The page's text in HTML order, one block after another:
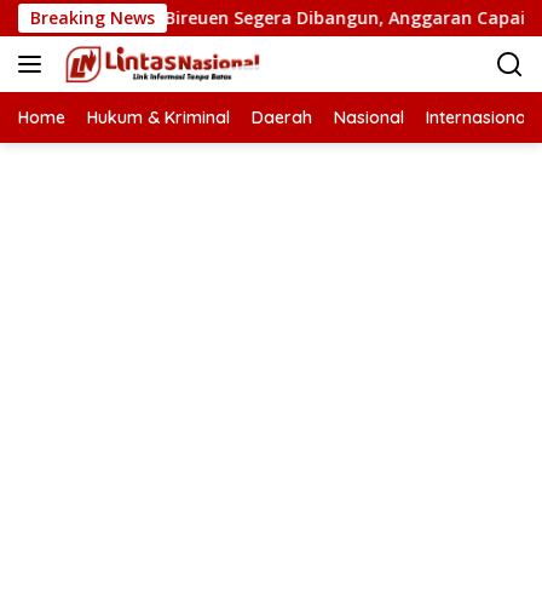
Langsung
ke
konten
Breaking News
di Bireuen Segera Dibangun, Anggaran Capai 500 M
Home Hukum & Kriminal Daerah Nasional Internasional